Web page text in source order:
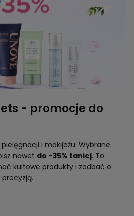
- promocje do
i makijażu. Wybrane
nawet do -35% taniej. To
kultowe produkty i zadbać o
precyzją.